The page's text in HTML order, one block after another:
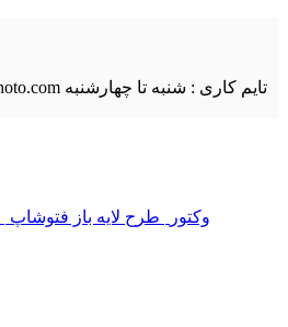
تایم کاری : شنبه تا چهارشنبه
وکتور طرح لایه باز فتوشاپ